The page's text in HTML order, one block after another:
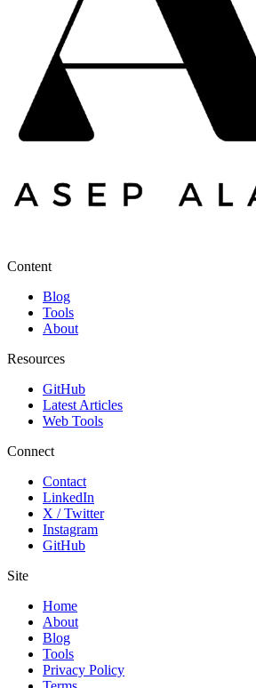
Content
Blog
Tools
About
Resources
GitHub
Latest Articles
Web Tools
Connect
Contact
LinkedIn
X / Twitter
Instagram
GitHub
Site
Home
About
Blog
Tools
Privacy Policy